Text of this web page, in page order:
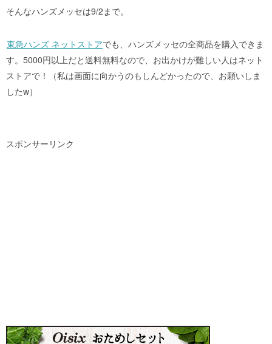
そんなハンズメッセは9/2まで。
東急ハンズ ネットストアでも、ハンズメッセの全商品を購入できま
す。5000円以上だと送料無料なので、お出かけが難しい人はネット
ストアで！（私は画面に向かうのもしんどかったので、お願いしま
したw）
スポンサーリンク